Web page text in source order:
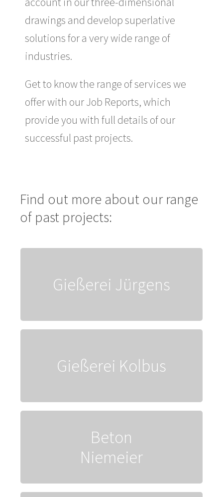
drawings and develop superlative
solutions for a very wide range of
industries.
Get to know the range of services we
offer with our Job Reports, which
provide you with full details of our
successful past projects.
Find out more about our range
of past projects:
Gießerei Jürgens
> find out more…
Gießerei Kolbus
> find out more…
Beton
Niemeier
Concrete
> find out more…